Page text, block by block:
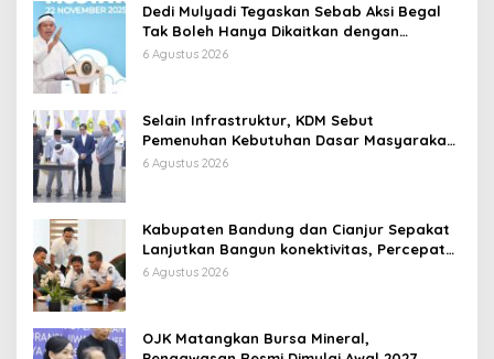
Dedi Mulyadi Tegaskan Sebab Aksi Begal
Tak Boleh Hanya Dikaitkan dengan
Ekonomi
6 Agustus 2026
Selain Infrastruktur, KDM Sebut
Pemenuhan Kebutuhan Dasar Masyarakat
Jadi Fokus APBD Jabar 2027
6 Agustus 2026
Kabupaten Bandung dan Cianjur Sepakat
Lanjutkan Bangun konektivitas, Percepat
Pertumbuhan Ekonomi Daerah
6 Agustus 2026
OJK Matangkan Bursa Mineral,